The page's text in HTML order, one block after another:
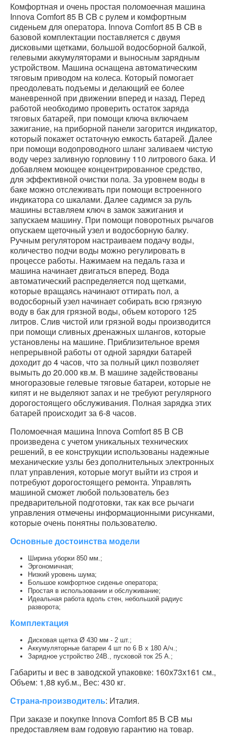
Комфортная и очень простая поломоечная машина
Innova Comfort 85 B CB с рулем и комфортным
сиденьем для оператора. Innova Comfort 85 B CB в
базовой комплектации поставляется с двумя
дисковыми щетками, большой водосборной балкой,
гелевыми аккумуляторами и выносным зарядным
устройством. Машина оснащена автоматическим
тяговым приводом на колеса. Который помогает
преодолевать подъемы и делающий ее более
маневренной при движении вперед и назад. Перед
работой необходимо проверить остаток заряда
тяговых батарей, при помощи ключа включаем
зажигание, на приборной панели загорится индикатор,
который покажет остаточную емкость батарей. Далее
при помощи водопроводного шланг заливаем чистую
воду через заливную горловину 110 литрового бака. И
добавляем моющее концентрированное средство,
для эффективной очистки пола. За уровнем воды в
баке можно отслеживать при помощи встроенного
индикатора со шкалами. Далее садимся за руль
машины вставляем ключ в замок зажигания и
запускаем машину. При помощи поворотных рычагов
опускаем щеточный узел и водосборную балку.
Ручным регулятором настраиваем подачу воды,
количество подчи воды можно регулировать в
процессе работы. Нажимаем на педаль газа и
машина начинает двигаться вперед. Вода
автоматический распределяется под щетками,
которые вращаясь начинают оттирать пол, а
водосборный узел начинает собирать всю грязную
воду в бак для грязной воды, объем которого 125
литров. Слив чистой или грязной воды производится
при помощи сливных дренажных шлангов, которые
установлены на машине. Приблизительное время
непрерывной работы от одной зарядки батарей
доходит до 4 часов, что за полный цикл позволяет
вымыть до 20.000 кв.м. В машине задействованы
многоразовые гелевые тяговые батареи, которые не
кипят и не выделяют запах и не требуют регулярного
дорогостоящего обслуживания. Полная зарядка этих
батарей происходит за 6-8 часов.
Поломоечная машина Innova Comfort 85 B CB
произведена с учетом уникальных технических
решений, в ее конструкции использованы надежные
механические узлы без дополнительных электронных
плат управления, которые могут выйти из строя и
потребуют дорогостоящего ремонта. Управлять
машиной сможет любой пользователь без
предварительной подготовки, так как все рычаги
управления отмечены информационными рисунками,
которые очень понятны пользователю.
Основные достоинства модели
Ширина уборки 850 мм.;
Эргономичная;
Низкий уровень шума;
Большое комфортное сиденье оператора;
Простая в использовании и обслуживание;
Идеальная работа вдоль стен, небольшой радиус
разворота;
Комплектация
Дисковая щетка Ø 430 мм - 2 шт.;
Аккумуляторные батареи 4 шт по 6 В х 180 А/ч.;
Зарядное устройство 24В., пусковой ток 25 А.;
Габариты и вес в заводской упаковке: 160х73х161 см.,
Объем: 1,88 куб.м., Вес: 430 кг.
Страна-производитель: Италия.
При заказе и покупке Innova Comfort 85 B CB мы
предоставляем вам годовую гарантию на товар.